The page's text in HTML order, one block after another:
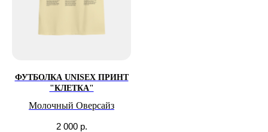
ФУТБОЛКА UNISEX ПРИНТ
"КЛЕТКА"
Молочный Оверсайз
2 000 р.